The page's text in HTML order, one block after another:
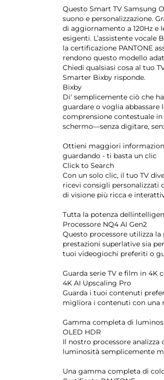
Questo Smart TV Samsung
suono e personalizzazione.
di aggiornamento a 120Hz e
esigenti. L’assistente
la certificazione PANTONE
rendono questo modello
Chiedi qualsiasi cosa al tuo
Smarter Bixby risponde.
Bixby
Di' semplicemente ciò che
guardare o voglia abbassare
comprensione contestuale
schermo—senza digitare,
Ottieni maggiori
guardando - ti basta un clic
Click to Search
Con un solo clic, il tuo TV
ricevi consigli personalizzati
di visione più ricca e
Tutta la potenza
Processore NQ4 AI Gen2
Questo processore utilizza
prestazioni superlative sia
tuoi videogiochi preferiti o
Guarda serie TV e film in 4K
4K AI Upscaling Pro
Guarda i tuoi contenuti
migliora i contenuti con una
Gamma completa di
OLED HDR
Il nostro processore
luminosità semplicemente
Una gamma completa di